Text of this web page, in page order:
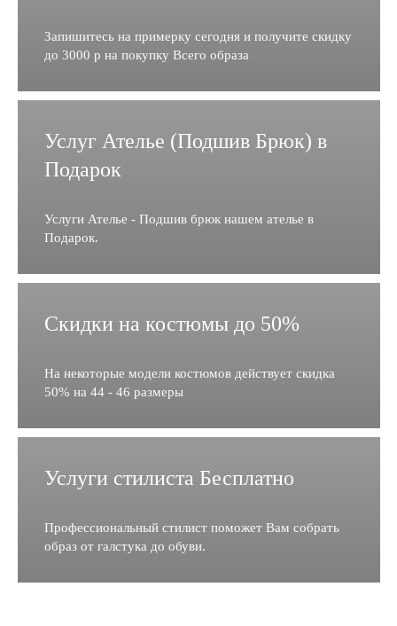
Запишитесь на примерку сегодня и получите скидку
до 3000 р на покупку Всего образа
Услуг Ателье (Подшив Брюк) в
Подарок
Услуги Ателье - Подшив брюк нашем ателье в
Подарок.
Скидки на костюмы до 50%
На некоторые модели костюмов действует скидка
50% на 44 - 46 размеры
Услуги стилиста Бесплатно
Профессиональный стилист поможет Вам собрать
образ от галстука до обуви.